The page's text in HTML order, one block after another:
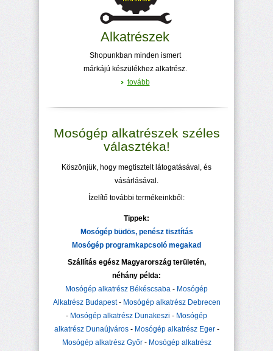
Alkatrészek
Shopunkban minden ismert
márkájú készülékhez alkatrész.
tovább
Mosógép alkatrészek széles
választéka!
Köszönjük, hogy megtisztelt látogatásával, és
vásárlásával.
Ízelítő további termékeinkből:
Tippek:
Mosógép büdös, penész tisztítás
Mosógép programkapcsoló megakad
Szállítás egész Magyarország területén,
néhány példa:
Mosógép alkatrész Békéscsaba - Mosógép
Alkatrész Budapest- Mosógép alkatrész Debrecen
- Mosógép alkatrész Dunakeszi - Mosógép
alkatrész Dunaújváros- Mosógép alkatrész Eger-
Mosógép alkatrész Győr- Mosógép alkatrész